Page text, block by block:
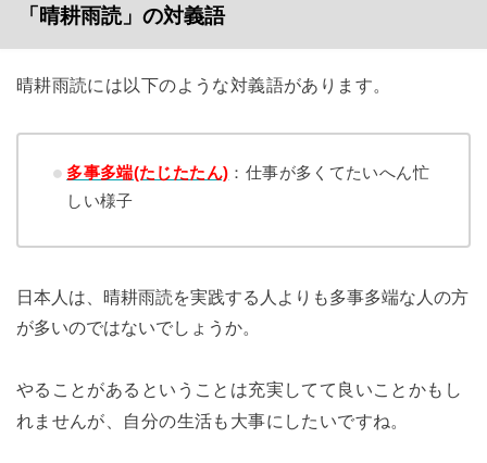
「晴耕雨読」の対義語
晴耕雨読には以下のような対義語があります。
多事多端(たじたたん) ：仕事が多くてたいへん忙
しい様子
日本人は、晴耕雨読を実践する人よりも多事多端な人の方
が多いのではないでしょうか。
やることがあるということは充実してて良いことかもし
れませんが、自分の生活も大事にしたいですね。